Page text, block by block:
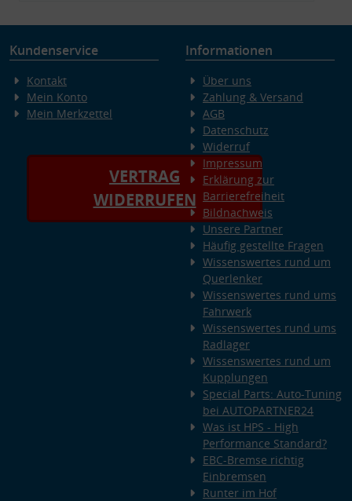
Kundenservice
Kontakt
Mein Konto
Mein Merkzettel
VERTRAG
WIDERRUFEN
Informationen
Über uns
Zahlung & Versand
AGB
Datenschutz
Widerruf
Impressum
Erklärung zur
Barrierefreiheit
Bildnachweis
Unsere Partner
Häufig gestellte Fragen
Wissenswertes rund um
Querlenker
Wissenswertes rund ums
Fahrwerk
Wissenswertes rund ums
Radlager
Wissenswertes rund um
Kupplungen
Special Parts: Auto-Tuning
bei AUTOPARTNER24
Was ist HPS - High
Performance Standard?
EBC-Bremse richtig
Einbremsen
Runter im Hof